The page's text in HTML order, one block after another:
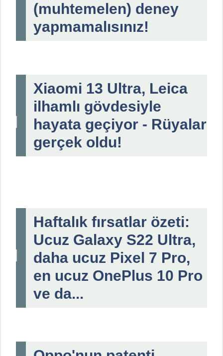
(muhtemelen) deney
yapmamalısınız!
Xiaomi 13 Ultra, Leica
ilhamlı gövdesiyle
hayata geçiyor - Rüyalar
gerçek oldu!
Haftalık fırsatlar özeti:
Ucuz Galaxy S22 Ultra,
daha ucuz Pixel 7 Pro,
en ucuz OnePlus 10 Pro
ve da...